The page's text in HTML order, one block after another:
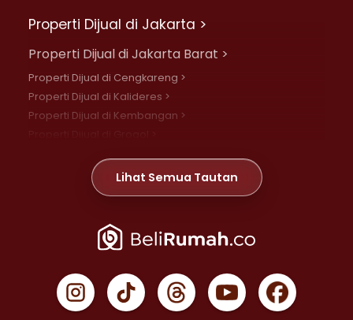
Properti Dijual di Jakarta >
Properti Dijual di Jakarta Barat >
Properti Dijual di Cengkareng >
Properti Dijual di Kalideres >
Properti Dijual di Kembangan >
Properti Dijual di Meruya >
Properti Dijual di Jelambar >
Properti Dijual di Jakarta Pusat >
Properti Dijual di Gambir >
Properti Dijual di Johar Baru >
Lihat Semua Tautan